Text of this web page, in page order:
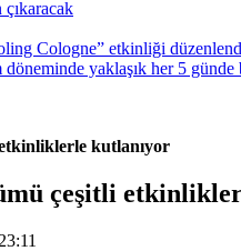
Cologne” etkinliği
yaklaşık her 5 günde
kutlanıyor
çeşitli